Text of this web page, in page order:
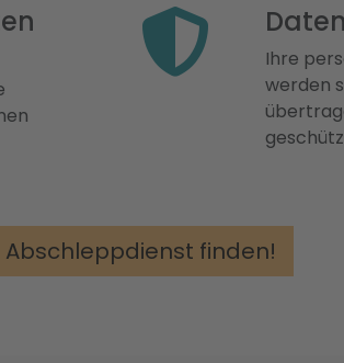
Ihre
werden
Abschleppdienst finden!